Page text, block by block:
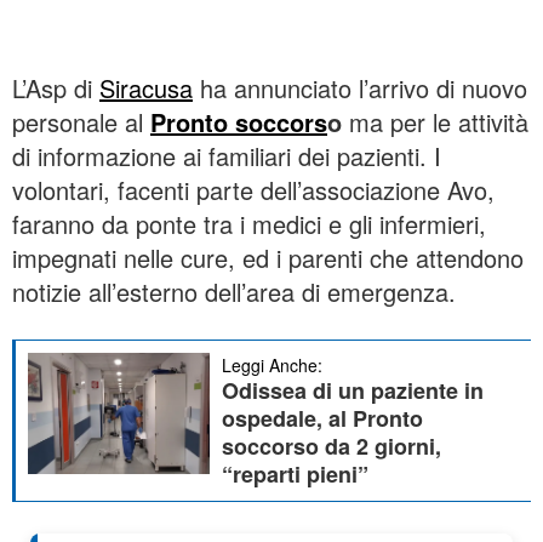
L’Asp di Siracusa ha annunciato l’arrivo di nuovo
personale al Pronto soccorso ma per le attività
di informazione ai familiari dei pazienti. I
volontari, facenti parte dell’associazione Avo,
faranno da ponte tra i medici e gli infermieri,
impegnati nelle cure, ed i parenti che attendono
notizie all’esterno dell’area di emergenza.
Leggi Anche:
Odissea di un paziente in
ospedale, al Pronto
soccorso da 2 giorni,
“reparti pieni”